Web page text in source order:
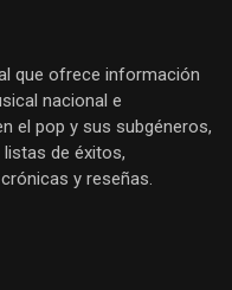
que ofrece información
nacional e
el pop y sus subgéneros,
de éxitos,
y reseñas.